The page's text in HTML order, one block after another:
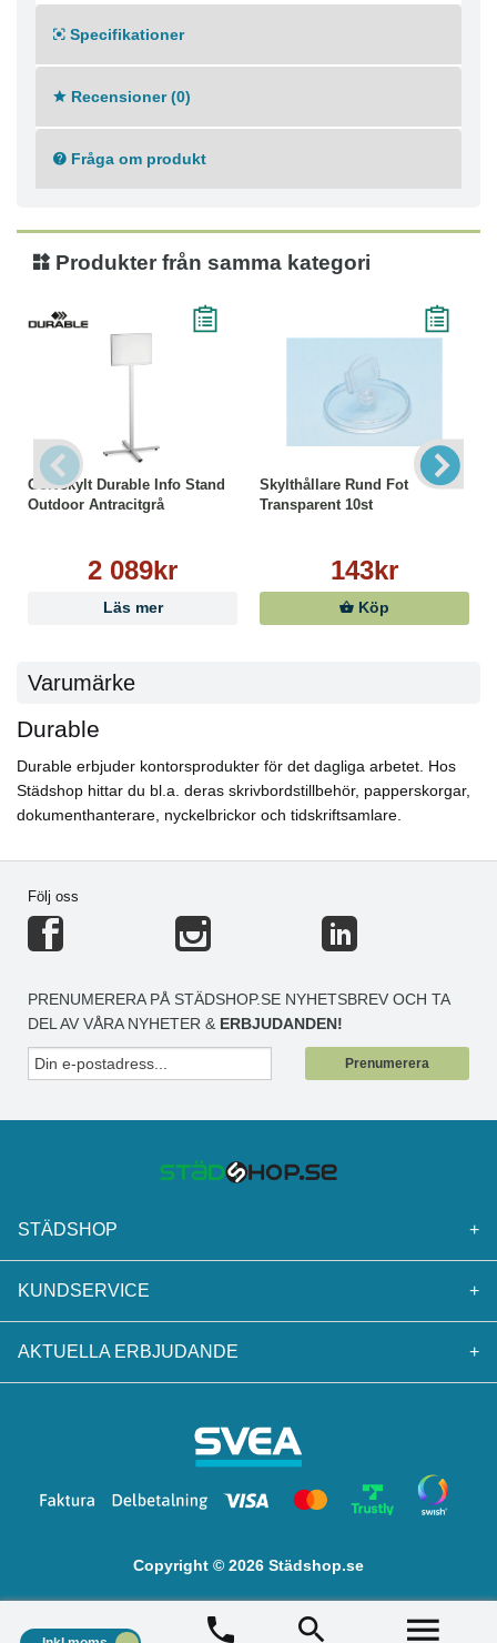
vikbara namnskyltar som kan fästas på kläderna med
klämma eller nål. Du kan anpassa insticksetiketten med
Vikbar namnskylt tillverkad i gjuten polypropylen
Kombinationsklämma med klämma och nål
Böjligt gångjärn som kopplar ihop korthållarens fram-
Levereras med tomma instick som kan anpassas med
DURAPRINT®, DURABLEs kostnadsfria programvara
Insticksetikett: 40 x 75 mm, 54 x 90 mm
Färg: transparent
Specifikationer
Recensioner (0)
Fråga om produkt
Produkter från samma kategori
Golvskylt Durable Info Stand
Outdoor Antracitgrå
2 089kr
Läs mer
Skylthållare Rund Fot
Transparent 10st
143kr
Köp
Varumärke
Durable
Durable erbjuder kontorsprodukter för det dagliga arbetet. Hos
Städshop hittar du bl.a. deras skrivbordstillbehör, papperskorgar,
dokumenthanterare, nyckelbrickor och tidskriftsamlare.
Följ oss
PRENUMERERA PÅ STÄDSHOP.SE NYHETSBREV OCH TA
DEL AV VÅRA NYHETER & ERBJUDANDEN!
Prenumerera
STÄDSHOP +
KUNDSERVICE +
AKTUELLA ERBJUDANDE +
Copyright © 2026 Städshop.se